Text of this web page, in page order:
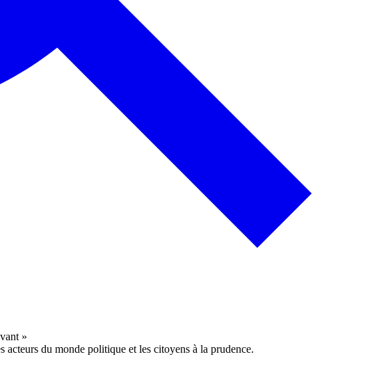
acteurs du monde politique et les citoyens à la prudence.